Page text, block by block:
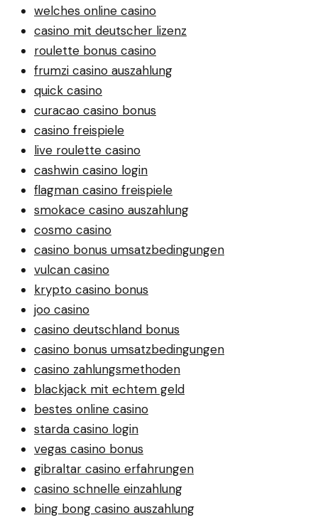
welches online casino
casino mit deutscher lizenz
roulette bonus casino
frumzi casino auszahlung
quick casino
curacao casino bonus
casino freispiele
live roulette casino
cashwin casino login
flagman casino freispiele
smokace casino auszahlung
cosmo casino
casino bonus umsatzbedingungen
vulcan casino
krypto casino bonus
joo casino
casino deutschland bonus
casino bonus umsatzbedingungen
casino zahlungsmethoden
blackjack mit echtem geld
bestes online casino
starda casino login
vegas casino bonus
gibraltar casino erfahrungen
casino schnelle einzahlung
bing bong casino auszahlung